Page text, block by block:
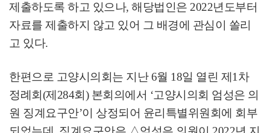
제출하도록 하고 있으나, 해당법인은 2022년도부터
자료를 제출하지 않고 있어 그 배경에 관심이 쏠리
고 있다.
한편으로 고양시의회는 지난6월 18일 열린 제 1차
정례회 (제 284회 ) 본회의에서 ‘고양시의회 엄성은 의
원 징계요구안’이 상정되어 윤리특별위원회에 회부